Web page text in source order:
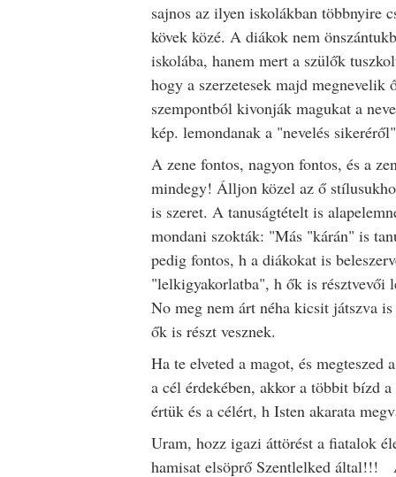
sajnos az ilyen iskolákban többnyire
kövek közé. A diákok nem
iskolába, hanem mert a szülők
hogy a szerzetesek majd megnevelik
szempontból kivonják magukat a
kép. lemondanak a "nevelés
A zene fontos, nagyon fontos, és a
mindegy! Álljon közel az ő
is szeret. A tanuságtételt is
mondani szokták: "Más "kárán" is
pedig fontos, h a diákokat is
"lelkigyakorlatba", h ők is résztvevői
No meg nem árt néha kicsit játszva
ők is részt vesznek.
Ha te elveted a magot, és megteszed
a cél érdekében, akkor a többit bízd
értük és a célért, h Isten akarata
Uram, hozz igazi áttörést a fiatalok
hamisat elsöprő Szentlelked által!!!